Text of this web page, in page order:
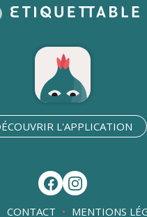
L'APPLICATION
CONTACT MENTIONS